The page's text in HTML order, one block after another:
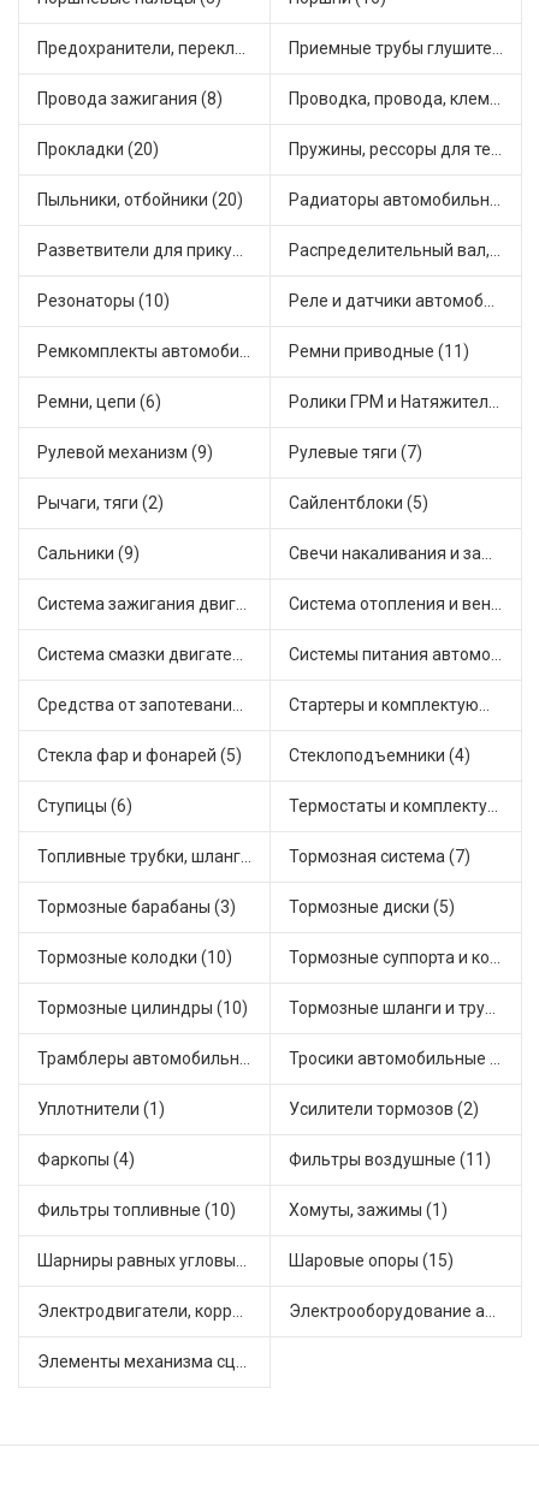
Предохранители, переключатели, кнопки автомобильные (22) Приемные трубы глушителя (9)
Провода зажигания (8) Проводка, провода, клеммы и разъемы (5)
Прокладки (20) Пружины, рессоры для техники (4)
Пыльники, отбойники (20) Радиаторы автомобильные (7)
Разветвители для прикуривателя (3) Распределительный вал, шестерни распределительного (3)
Резонаторы (10) Реле и датчики автомобильные (58)
Ремкомплекты автомобильные (19) Ремни приводные (11)
Ремни, цепи (6) Ролики ГРМ и Натяжители (2)
Рулевой механизм (9) Рулевые тяги (7)
Рычаги, тяги (2) Сайлентблоки (5)
Сальники (9) Свечи накаливания и зажигания (16)
Система зажигания двигателя (2) Система отопления и вентиляции (6)
Система смазки двигателя (3) Системы питания автомобиля (1)
Средства от запотевания и размораживатели стекла (1) Стартеры и комплектующие (25)
Стекла фар и фонарей (5) Стеклоподъемники (4)
Ступицы (6) Термостаты и комплектующие системы охлаждения (21)
Топливные трубки, шланги, магистрали и рампы (2) Тормозная система (7)
Тормозные барабаны (3) Тормозные диски (5)
Тормозные колодки (10) Тормозные суппорта и комплектующие (2)
Тормозные цилиндры (10) Тормозные шланги и трубки (10)
Трамблеры автомобильные (7) Тросики автомобильные (22)
Уплотнители (1) Усилители тормозов (2)
Фаркопы (4) Фильтры воздушные (11)
Фильтры топливные (10) Хомуты, зажимы (1)
Шарниры равных угловых скоростей, приводные валы (18) Шаровые опоры (15)
Электродвигатели, корректоры и приводы автомобильн (8) Электрооборудование автомобилей (7)
Элементы механизма сцепления (33)